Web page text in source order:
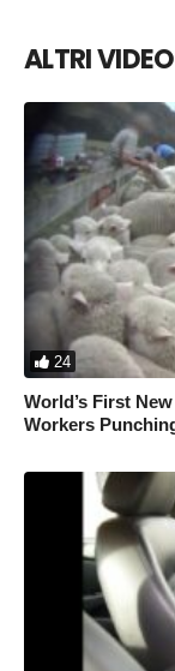
Tierschutz und
Mehr Informationen:
ALTRI
24
World’s First
Workers